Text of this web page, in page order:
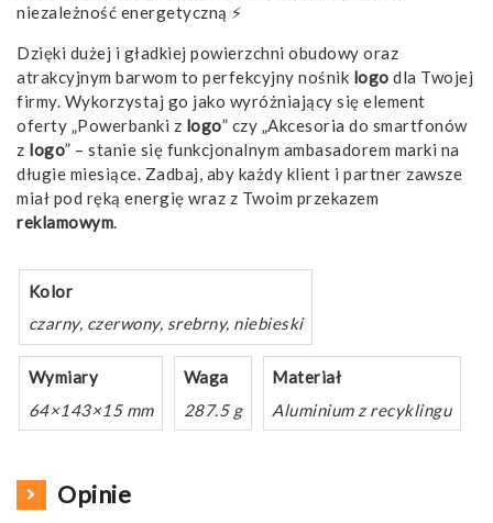
niezależność energetyczną ⚡
Dzięki dużej i gładkiej powierzchni obudowy oraz
atrakcyjnym barwom to perfekcyjny nośnik logo dla Twojej
firmy. Wykorzystaj go jako wyróżniający się element
oferty „Powerbanki z logo” czy „Akcesoria do smartfonów
z logo” – stanie się funkcjonalnym ambasadorem marki na
długie miesiące. Zadbaj, aby każdy klient i partner zawsze
miał pod ręką energię wraz z Twoim przekazem
reklamowym.
Kolor
czarny, czerwony, srebrny, niebieski
Wymiary
64×143×15 mm
Waga
287.5 g
Materiał
Aluminium z recyklingu
Opinie